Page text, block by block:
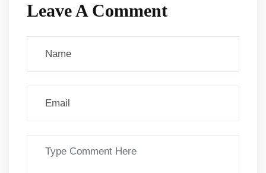
Leave A Comment